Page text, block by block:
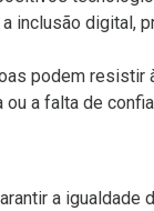
inclusão digital,
podem resistir
a falta de
a igualdade